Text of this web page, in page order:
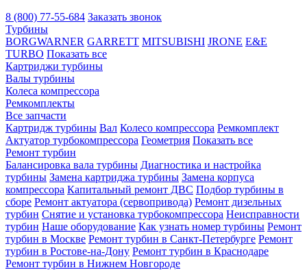
8 (800) 77-55-684 Заказать звонок
Турбины
BORGWARNER GARRETT MITSUBISHI JRONE E&E
TURBO Показать все
Картриджи турбины
Валы турбины
Колеса компрессора
Ремкомплекты
Все запчасти
Картридж турбины Вал Колесо компрессора Ремкомплект
Актуатор турбокомпрессора Геометрия Показать все
Ремонт турбин
Балансировка вала турбины Диагностика и настройка
турбины Замена картриджа турбины Замена корпуса
компрессора Капитальный ремонт ДВС Подбор турбины в
сборе Ремонт актуатора (сервопривода) Ремонт дизельных
турбин Снятие и установка турбокомпрессора Неисправности
турбин Наше оборудование Как узнать номер турбины Ремонт
турбин в Москве Ремонт турбин в Санкт-Петербурге Ремонт
турбин в Ростове-на-Дону Ремонт турбин в Краснодаре
Ремонт турбин в Нижнем Новгороде